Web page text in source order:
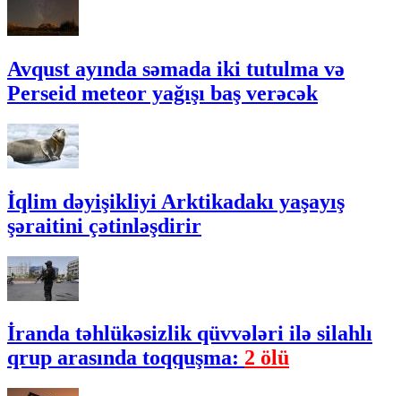
Avqust ayında səmada iki tutulma və
Perseid meteor yağışı baş verəcək
İqlim dəyişikliyi Arktikadakı yaşayış
şəraitini çətinləşdirir
İranda təhlükəsizlik qüvvələri ilə silahlı
qrup arasında toqquşma: 2 ölü